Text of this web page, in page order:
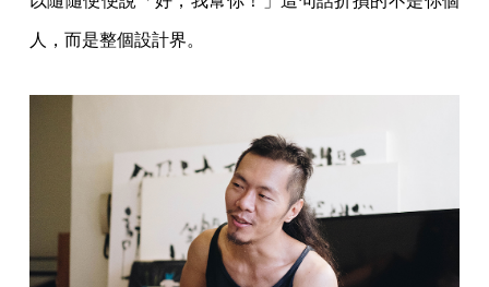
人，而是整個設計界。